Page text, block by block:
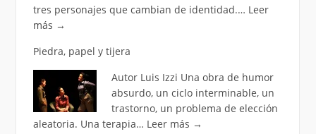
tres personajes que cambian de identidad.… Leer
más →
Piedra, papel y tijera
Autor Luis Izzi Una obra de humor
absurdo, un ciclo interminable, un
trastorno, un problema de elección
aleatoria. Una terapia… Leer más →